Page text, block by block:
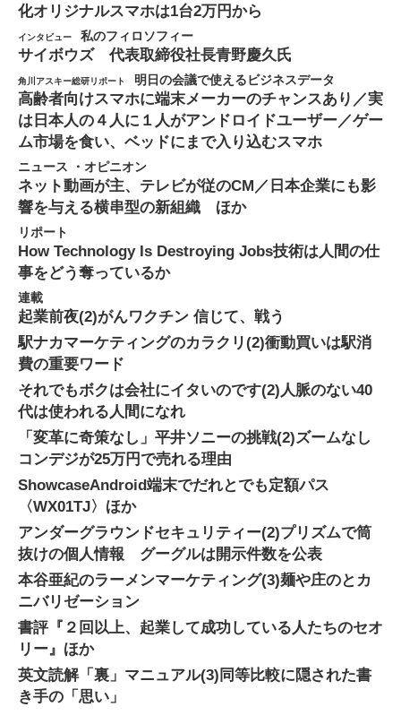
化オリジナルスマホは1台2万円から
インタビュー 私のフィロソフィー
サイボウズ 代表取締役社長青野慶久氏
角川アスキー総研リポート 明日の会議で使えるビジネスデータ
高齢者向けスマホに端末メーカーのチャンスあり／実
は日本人の４人に１人がアンドロイドユーザー／ゲー
ム市場を食い、ベッドにまで入り込むスマホ
ニュース ・オピニオン
ネット動画が主、テレビが従のCM／日本企業にも影
響を与える横串型の新組織 ほか
リポート
How Technology Is Destroying Jobs技術は人間の仕
事をどう奪っているか
連載
起業前夜(2)がんワクチン 信じて、戦う
駅ナカマーケティングのカラクリ(2)衝動買いは駅消
費の重要ワード
それでもボクは会社にイタいのです(2) 人脈のない40
代は使われる人間になれ
「変革に奇策なし」平井ソニーの挑戦(2)ズームなし
コンデジが25万円で売れる理由
ShowcaseAndroid端末でだれとでも定額パス
〈WX01TJ〉ほか
アンダーグラウンドセキュリティー(2)プリズムで筒
抜けの個人情報 グーグルは開示件数を公表
本谷亜紀のラーメンマーケティング(3)麺や庄のとカ
ニバリゼーション
書評『２回以上、起業して成功している人たちのセオ
リー』ほか
英文読解「裏」マニュアル(3) 同等比較に隠された書
き手の「思い」